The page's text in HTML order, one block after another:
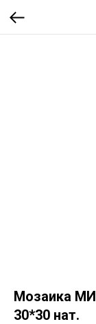
Мозаика
30*30 нат.